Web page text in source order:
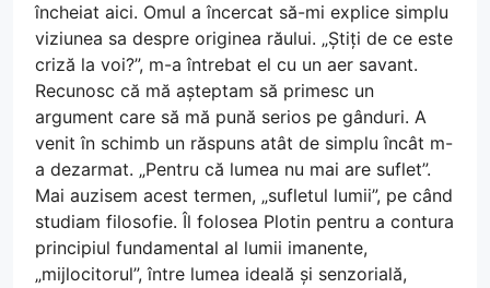
încheiat aici. Omul a încercat să-mi explice simplu
viziunea sa despre originea răului. „Știți de ce este
criză la voi?”, m-a întrebat el cu un aer savant.
Recunosc că mă așteptam să primesc un
argument care să mă pună serios pe gânduri. A
venit în schimb un răspuns atât de simplu încât m-
a dezarmat. „Pentru că lumea nu mai are suflet”.
Mai auzisem acest termen, „sufletul lumii”, pe când
studiam filosofie. Îl folosea Plotin pentru a contura
principiul fundamental al lumii imanente,
„mijlocitorul”, între lumea ideală și senzorială,